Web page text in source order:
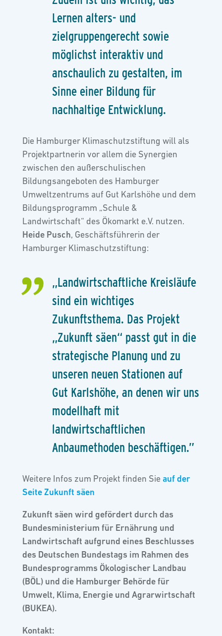
Lernen alters- und
zielgruppengerecht sowie
möglichst interaktiv und
anschaulich zu gestalten, im
Sinne einer Bildung für
nachhaltige Entwicklung.
Die Hamburger Klimaschutzstiftung will als
Projektpartnerin vor allem die Synergien
zwischen den außerschulischen
Bildungsangeboten des Hamburger
Umweltzentrums auf Gut Karlshöhe und dem
Bildungsprogramm „Schule &
Landwirtschaft“ des Ökomarkt e.V. nutzen.
Heide Pusch, Geschäftsführerin der
Hamburger Klimaschutzstiftung:
„Landwirtschaftliche Kreisläufe
sind ein wichtiges
Zukunftsthema. Das Projekt
„Zukunft säen“ passt gut in die
strategische Planung und zu
unseren neuen Stationen auf
Gut Karlshöhe, an denen wir uns
modellhaft mit
landwirtschaftlichen
Anbaumethoden beschäftigen.”
Weitere Infos zum Projekt finden Sie auf der
Seite Zukunft säen
Zukunft säen wird gefördert durch das
Bundesministerium für Ernährung und
Landwirtschaft aufgrund eines Beschlusses
des Deutschen Bundestags im Rahmen des
Bundesprogramms Ökologischer Landbau
(BÖL) und die Hamburger Behörde für
Umwelt, Klima, Energie und Agrarwirtschaft
(BUKEA).
Kontakt: